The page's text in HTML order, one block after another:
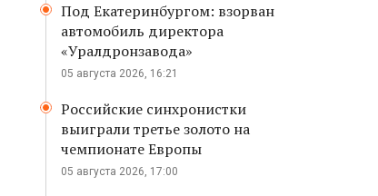
Под Екатеринбургом: взорван
автомобиль директора
«Уралдронзавода»
05 августа 2026, 16:21
Российские синхронистки
выиграли третье золото на
чемпионате Европы
05 августа 2026, 17:00